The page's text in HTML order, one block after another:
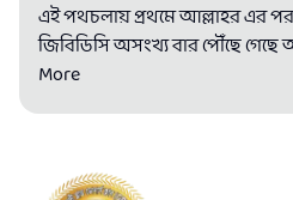
এই পথচলায় প্রথমে আল্লাহর এর
জিবিডিসি অসংখ্য বার পৌঁছে
More